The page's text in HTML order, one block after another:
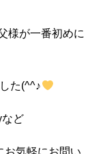
様が一番初めに
た(^^♪
など